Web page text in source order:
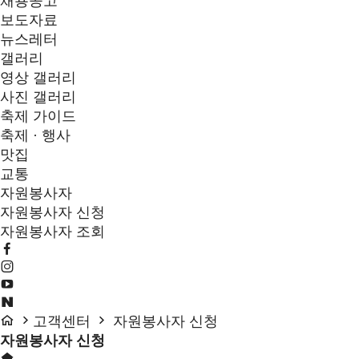
보도자료
뉴스레터
갤러리
영상 갤러리
사진 갤러리
축제 가이드
축제 · 행사
맛집
교통
자원봉사자
자원봉사자 신청
자원봉사자 조회
고객센터
자원봉사자 신청
자원봉사자 신청